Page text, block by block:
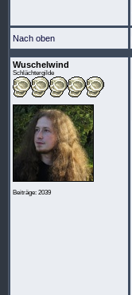
Nach oben
Wuschelwind
Schlächtergilde
Beiträge: 2039